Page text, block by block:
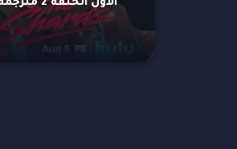
الاول الحلقة 2 مترجمة